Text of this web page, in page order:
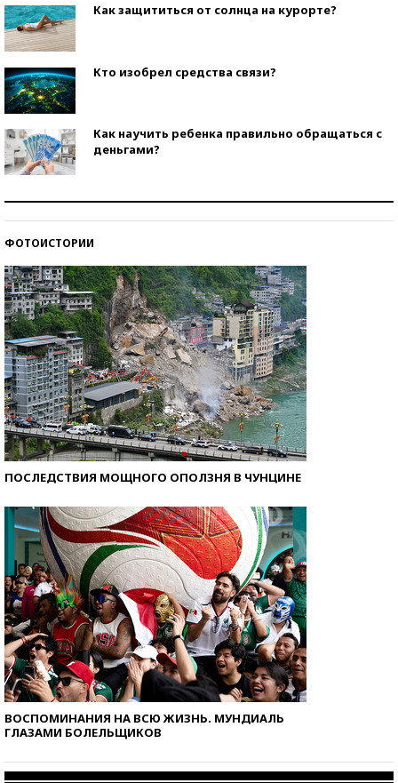
Как защититься от солнца на курорте?
Кто изобрел средства связи?
Как научить ребенка правильно обращаться с
деньгами?
ФОТОИСТОРИИ
ПОСЛЕДСТВИЯ МОЩНОГО ОПОЛЗНЯ В ЧУНЦИНЕ
ВОСПОМИНАНИЯ НА ВСЮ ЖИЗНЬ. МУНДИАЛЬ
ГЛАЗАМИ БОЛЕЛЬЩИКОВ